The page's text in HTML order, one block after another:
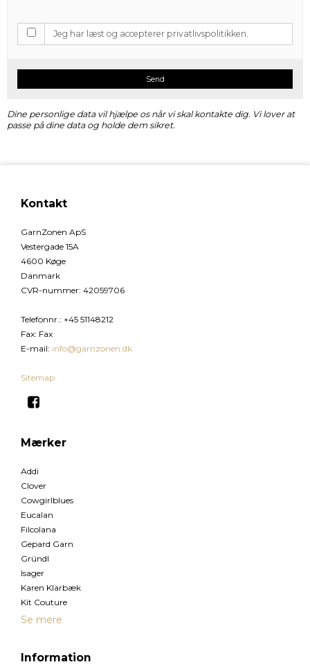
Jeg har læst og accepterer privatlivspolitikken.
Send
Dine personlige data vil hjælpe os når vi skal kontakte dig. Vi lover at
passe på dine data og holde dem sikret.
Kontakt
GarnZonen ApS
Vestergade 15A
4600 Køge
Danmark
CVR-nummer: 42059706
Telefonnr. : +45 51148212
Fax: Fax
E-mail: info@garnzonen.dk
Sitemap
Mærker
Addi
Clover
Cowgirlblues
Eucalan
Filcolana
Gepard Garn
Gründl
Isager
Karen Klarbæk
Kit Couture
Se mere
Information